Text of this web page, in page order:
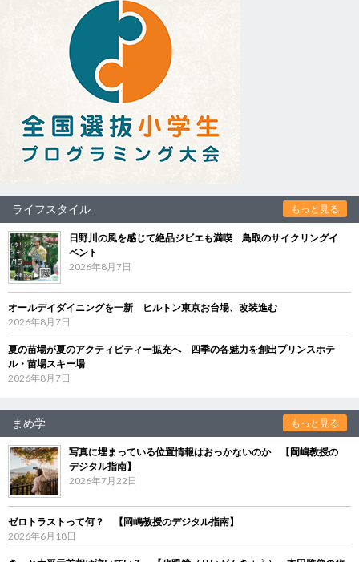
ライフスタイル もっと見る
日野川の風を感じて絶品ジビエも満喫 鳥取のサイクリングイ
ベント
2026年8月7日
オールデイダイニングを一新 ヒルトン東京お台場、改装進む
2026年8月7日
夏の苗場が夏のアクティビティー拡充へ 四季の各魅力を創出プリンスホテ
ル・苗場スキー場
2026年8月7日
まめ学 もっと見る
写真に埋まっている位置情報はおっかないのか 【岡嶋教授の
デジタル指南】
2026年7月22日
ゼロトラストって何？ 【岡嶋教授のデジタル指南】
2026年6月18日